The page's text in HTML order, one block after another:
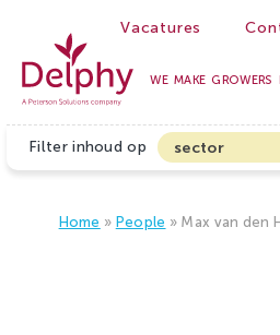
Vacatures
Delphy WE MAKE GROWERS
Filter inhoud op
sector
Biologische
Home » People » Max van den